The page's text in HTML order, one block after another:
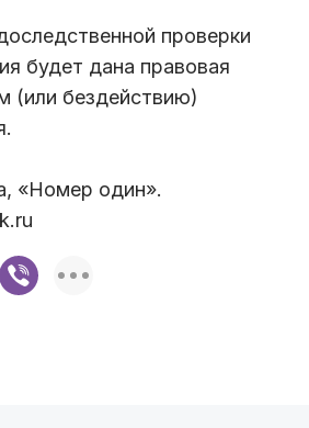
проверки
будет дана правовая
(или бездействию)
«Номер один».